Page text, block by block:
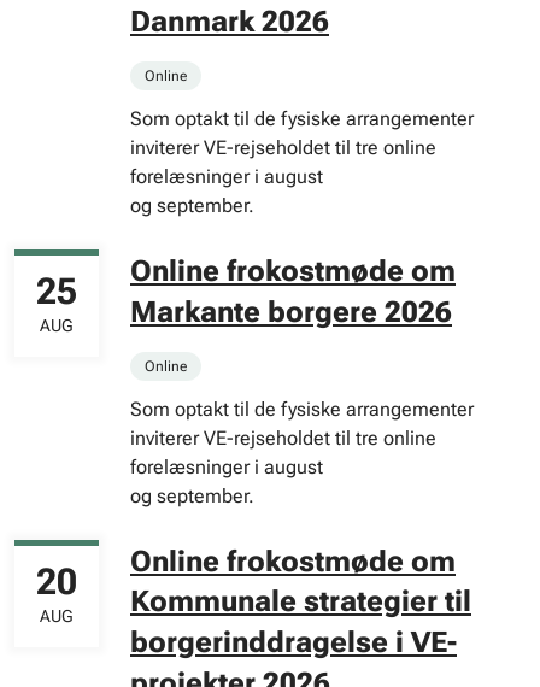
Danmark 2026
Online
Som optakt til de fysiske arrangementer
inviterer VE-rejseholdet til tre online
forelæsninger i august
og september.
Online frokostmøde om
Markante borgere 2026
25
AUG
Online
Som optakt til de fysiske arrangementer
inviterer VE-rejseholdet til tre online
forelæsninger i august
og september.
Online frokostmøde om
Kommunale strategier til
borgerinddragelse i VE-
20
AUG